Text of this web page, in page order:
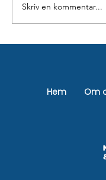
Skriv en kommentar...
Hem Om